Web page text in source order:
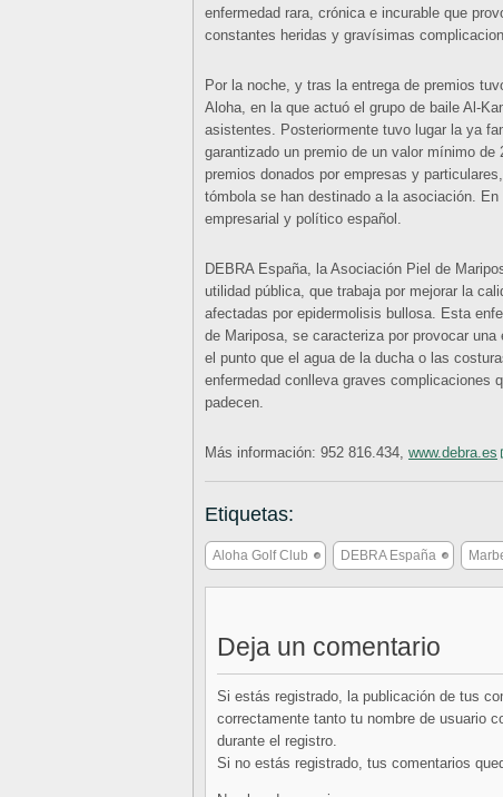
enfermedad rara, crónica e incurable que
constantes heridas y gravísimas
Por la noche, y tras la entrega de premios
Aloha, en la que actuó el grupo de baile Al-
asistentes. Posteriormente tuvo lugar la ya
garantizado un premio de un valor mínimo
premios donados por empresas y
tómbola se han destinado a la asociación.
empresarial y político español.
DEBRA España, la Asociación Piel de
utilidad pública, que trabaja por mejorar la
afectadas por epidermolisis bullosa. Esta
de Mariposa, se caracteriza por provocar
el punto que el agua de la ducha o las
enfermedad conlleva graves complicaciones
padecen.
Más información: 952 816.434, www.debra.es
Etiquetas:
Aloha Golf Club DEBRA España
Deja un comentario
Si estás registrado, la publicación de tus
correctamente tanto tu nombre de usuario
durante el registro.
Si no estás registrado, tus comentarios